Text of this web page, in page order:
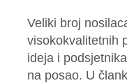
Veliki broj
visokokvalitetnih
ideja i
na posao. U